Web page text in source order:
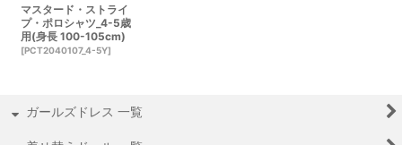
マスタード・ストライ
プ・ポロシャツ_4-5歳
用(身長 100-105cm)
[PCT2040107_4-5Y]
ガールズドレス 一覧